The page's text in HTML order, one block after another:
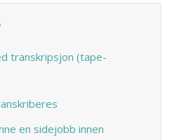
transkripsjon (tape-
en sidejobb innen